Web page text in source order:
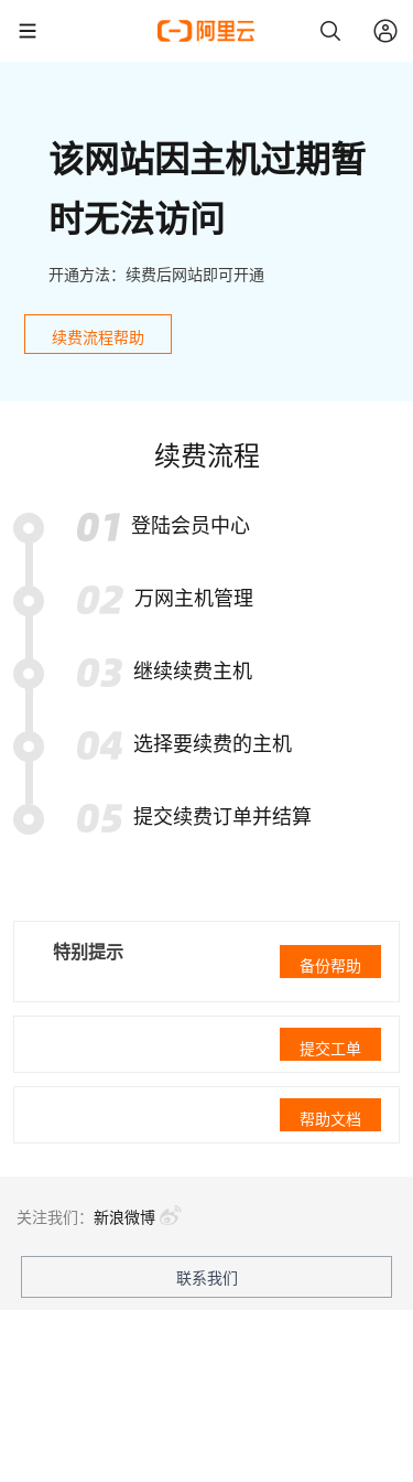
该网站因主机过期暂
时无法访问
开通方法：续费后网站即可开通
续费流程帮助
续费流程
登陆会员中心
万网主机管理
继续续费主机
选择要续费的主机
提交续费订单并结算
特别提示
备份帮助
提交工单
帮助文档